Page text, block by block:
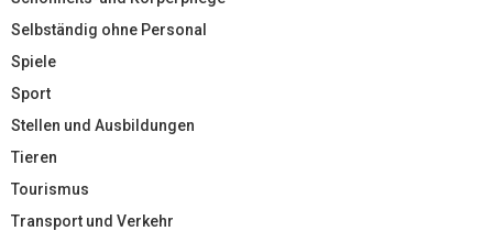
Selbständig ohne Personal
Spiele
Sport
Stellen und Ausbildungen
Tieren
Tourismus
Transport und Verkehr